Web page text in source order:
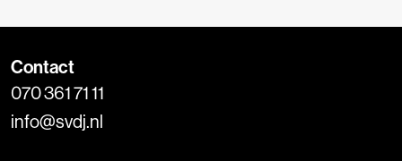
Contact
070 361 71 11
info@svdj.nl